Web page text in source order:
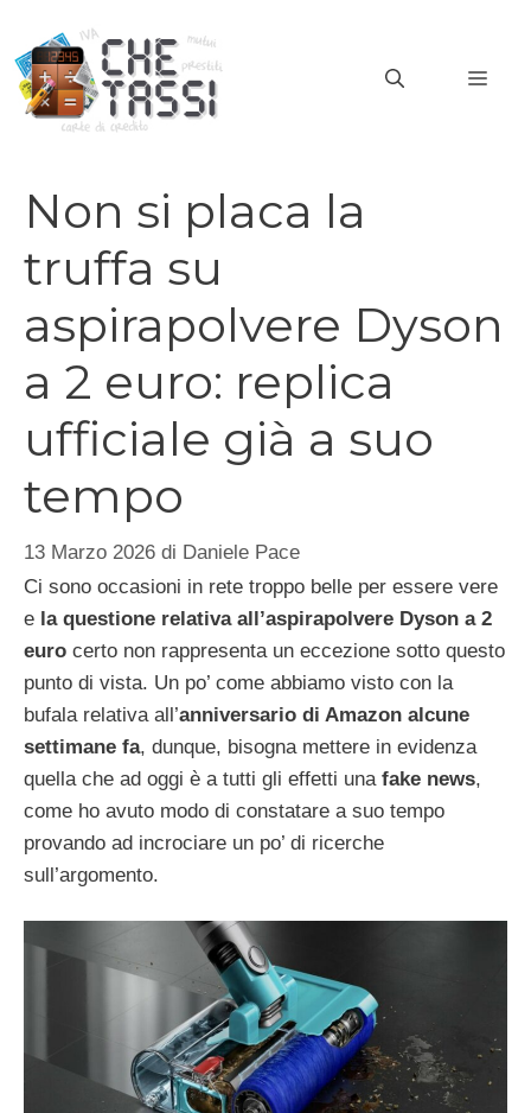
contenuto
Non si placa la
truffa su
aspirapolvere Dyson
a 2 euro: replica
ufficiale già a suo
tempo
13 Marzo 2026 di Daniele Pace
Ci sono occasioni in rete troppo belle per essere vere
e la questione relativa all’aspirapolvere Dyson a 2
euro certo non rappresenta un eccezione sotto questo
punto di vista. Un po’ come abbiamo visto con la
bufala relativa all’anniversario di Amazon alcune
settimane fa, dunque, bisogna mettere in evidenza
quella che ad oggi è a tutti gli effetti una fake news,
come ho avuto modo di constatare a suo tempo
provando ad incrociare un po’ di ricerche
sull’argomento.